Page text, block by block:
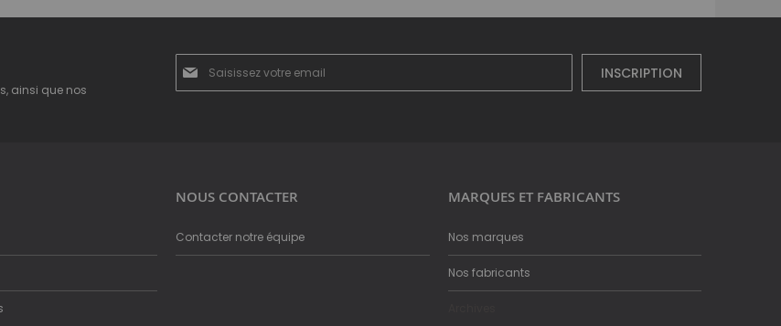
ainsi que nos
notre
INSCRIPTION
NOUS CONTACTER
Contacter notre équipe
MARQUES ET FABRICANTS
Nos marques
Nos fabricants